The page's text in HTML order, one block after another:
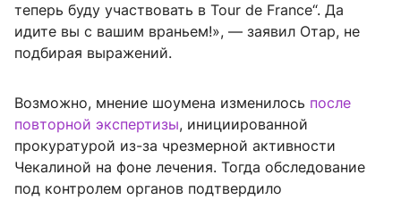
теперь буду участвовать в Tour de France“. Да
идите вы с вашим враньем!», — заявил Отар, не
подбирая выражений.
Возможно, мнение шоумена изменилось после
повторной экспертизы, инициированной
прокуратурой из-за чрезмерной активности
Чекалиной на фоне лечения. Тогда обследование
под контролем органов подтвердило